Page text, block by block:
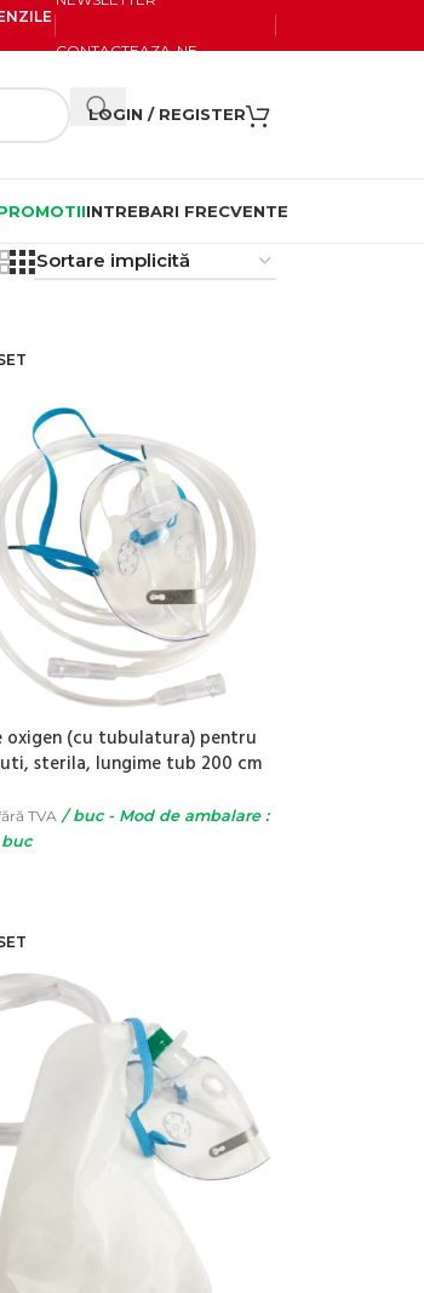
CONTACTEAZA-NE
LOGIN / REGISTER
INTREBARI FRECVENTE
oxigen (cu tubulatura) pentru
sterila, lungime tub 200 cm
TVA / buc - Mod de ambalare :
buc